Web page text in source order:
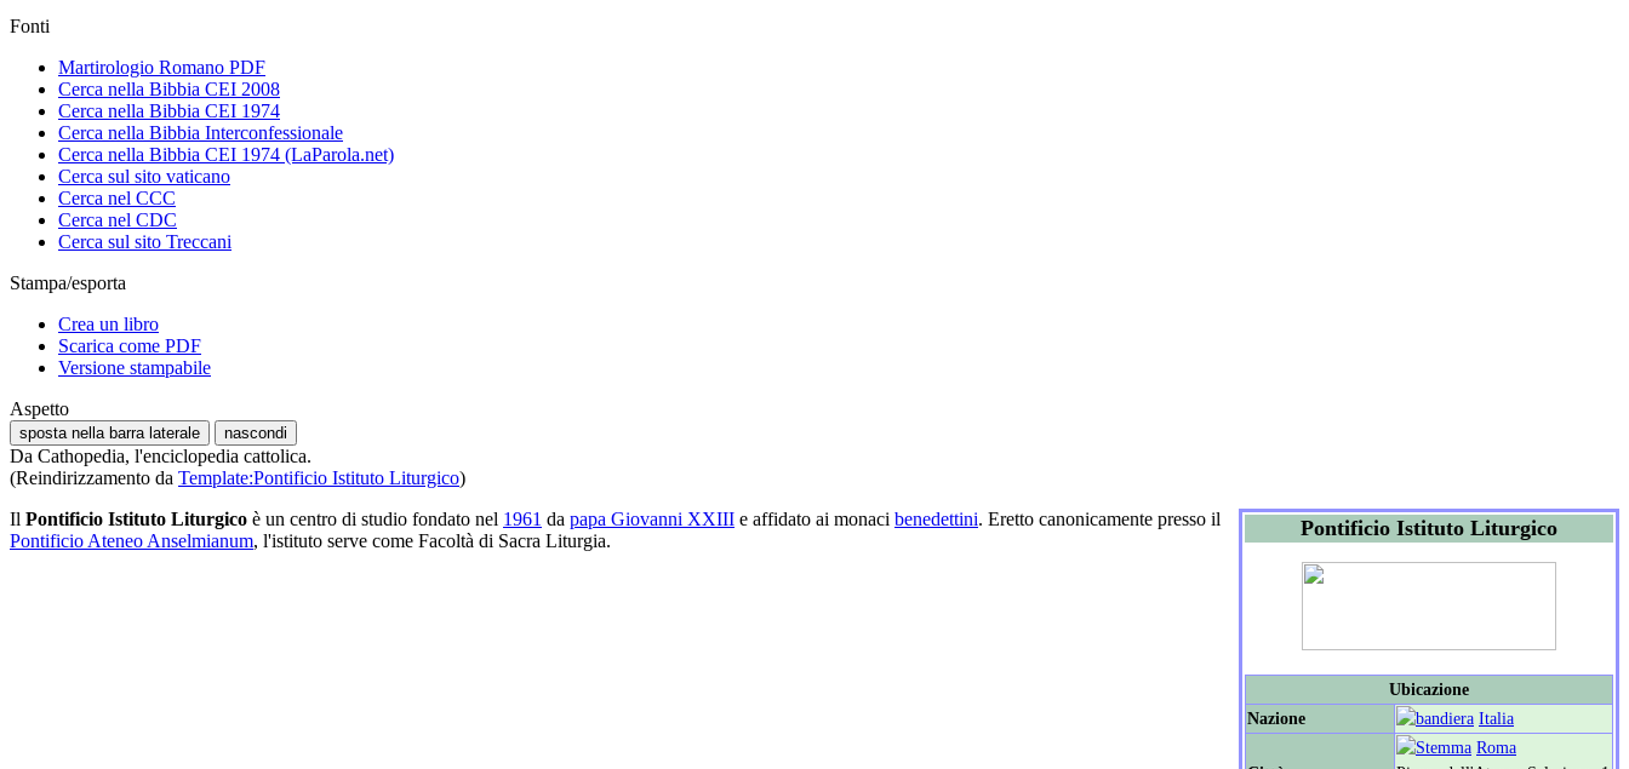
Fonti
Martirologio Romano PDF
Cerca nella Bibbia CEI 2008
Cerca nella Bibbia CEI 1974
Cerca nella Bibbia Interconfessionale
Cerca nella Bibbia CEI 1974 (LaParola.net)
Cerca sul sito vaticano
Cerca nel CCC
Cerca nel CDC
Cerca sul sito Treccani
Stampa/esporta
Crea un libro
Scarica come PDF
Versione stampabile
Aspetto
sposta nella barra laterale nascondi
Da Cathopedia, l'enciclopedia cattolica.
(Reindirizzamento da Template:Pontificio Istituto Liturgico)
Pontificio Istituto Liturgico
Ubicazione
Nazione
Italia
Roma
Il Pontificio Istituto Liturgico è un centro di studio fondato nel 1961 da papa Giovanni XXIII e affidato ai monaci benedettini. Eretto canonicamente presso il
Pontificio Ateneo Anselmianum, l'istituto serve come Facoltà di Sacra Liturgia.